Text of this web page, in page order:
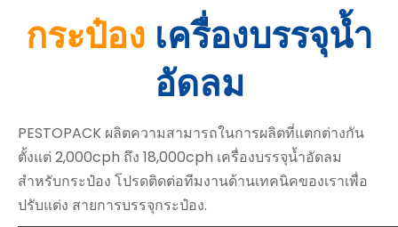
กระป๋อง เครื่องบรรจุน้ำ
อัดลม
PESTOPACK ผลิตความสามารถในการผลิตที่แตกต่างกัน
ตั้งแต่ 2,000cph ถึง 18,000cph เครื่องบรรจุน้ำอัดลม
สำหรับกระป๋อง โปรดติดต่อทีมงานด้านเทคนิคของเราเพื่อ
ปรับแต่ง สายการบรรจุกระป๋อง.